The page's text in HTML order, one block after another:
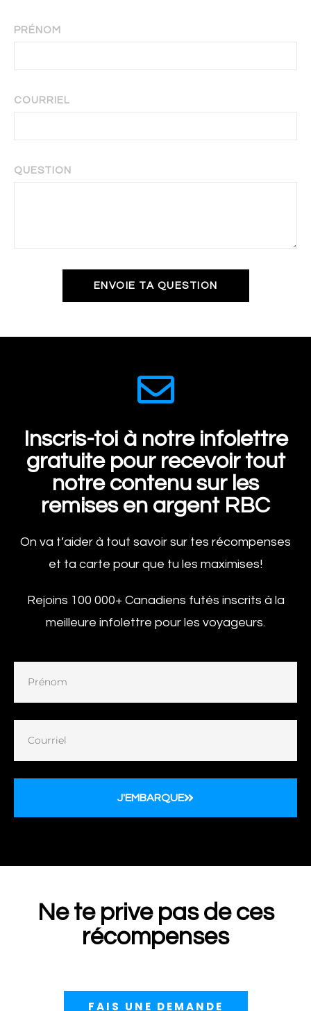
PRÉNOM
COURRIEL
QUESTION
ENVOIE TA QUESTION
Inscris-toi à notre infolettre
gratuite pour recevoir tout
notre contenu sur les
remises en argent RBC
On va t’aider à tout savoir sur tes récompenses
et ta carte pour que tu les maximises!
Rejoins 100 000+ Canadiens futés inscrits à la
meilleure infolettre pour les voyageurs.
J'EMBARQUE
Ne te prive pas de ces
récompenses
FAIS UNE DEMANDE